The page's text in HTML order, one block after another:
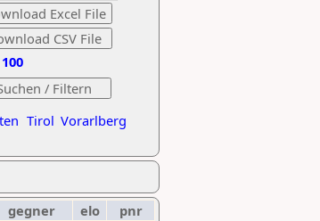
Tirol Vorarlberg
gegner elo
pnr